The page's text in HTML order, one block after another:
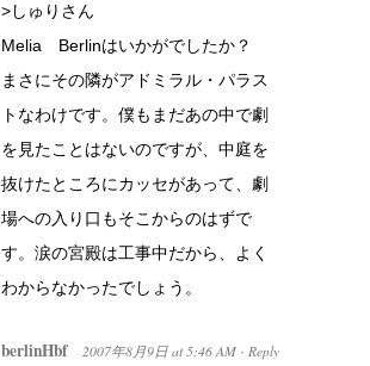
>しゅりさん
Melia Berlinはいかがでしたか？
まさにその隣がアドミラル・パラス
トなわけです。僕もまだあの中で劇
を見たことはないのですが、中庭を
抜けたところにカッセがあって、劇
場への入り口もそこからのはずで
す。涙の宮殿は工事中だから、よく
わからなかったでしょう。
berlinHbf 2007年8月9日 at 5:46 AM · Reply